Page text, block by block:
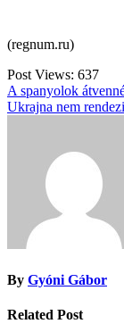
(regnum.ru)
Post Views: 637
Bejegyzés
navigáció
A spanyolok
Ukrajna nem
By Gyóni Gábor
Related Post